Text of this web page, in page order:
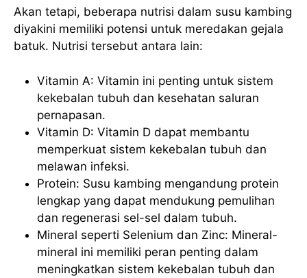
Akan tetapi, beberapa nutrisi dalam susu kambing
diyakini memiliki potensi untuk meredakan gejala
batuk. Nutrisi tersebut antara lain:
Vitamin A: Vitamin ini penting untuk sistem
kekebalan tubuh dan kesehatan saluran
pernapasan.
Vitamin D: Vitamin D dapat membantu
memperkuat sistem kekebalan tubuh dan
melawan infeksi.
Protein: Susu kambing mengandung protein
lengkap yang dapat mendukung pemulihan
dan regenerasi sel-sel dalam tubuh.
Mineral seperti Selenium dan Zinc: Mineral-
mineral ini memiliki peran penting dalam
meningkatkan sistem kekebalan tubuh dan